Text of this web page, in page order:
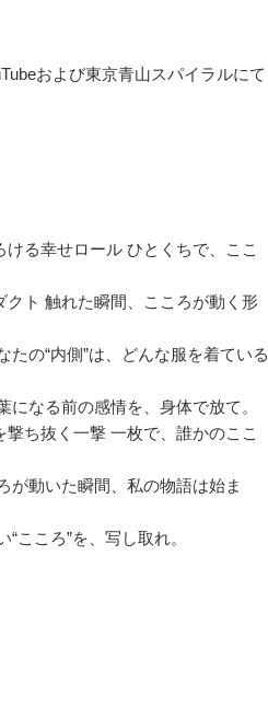
および東京青山スパイラルにて
る幸せロール ひとくちで、ここ
クト 触れた瞬間、こころが動く形
たの“内側”は、どんな服を着ている
になる前の感情を、身体で放て。
ち抜く一撃 一枚で、誰かのここ
が動いた瞬間、私の物語は始ま
こころ”を、写し取れ。